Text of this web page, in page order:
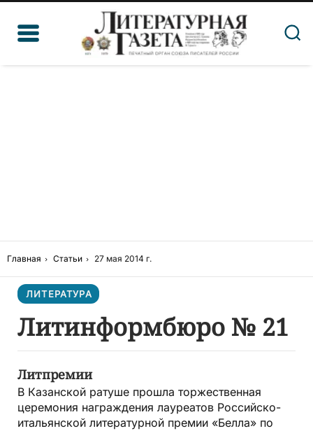
Главная Статьи 27 мая 2014 г.
ЛИТЕРАТУРА
Литинформбюро № 21
Литпремии
В Казанской ратуше прошла торжественная
церемония награждения лауреатов Российско-
итальянской литературной премии «Белла» по